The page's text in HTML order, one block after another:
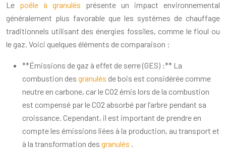
Le poêle à granulés présente un impact environnemental
généralement plus favorable que les systèmes de chauffage
traditionnels utilisant des énergies fossiles, comme le fioul ou
le gaz. Voici quelques éléments de comparaison :
**Émissions de gaz à effet de serre (GES) :** La
combustion des granulés de bois est considérée comme
neutre en carbone, car le CO2 émis lors de la combustion
est compensé par le CO2 absorbé par l’arbre pendant sa
croissance. Cependant, il est important de prendre en
compte les émissions liées à la production, au transport et
à la transformation des granulés .